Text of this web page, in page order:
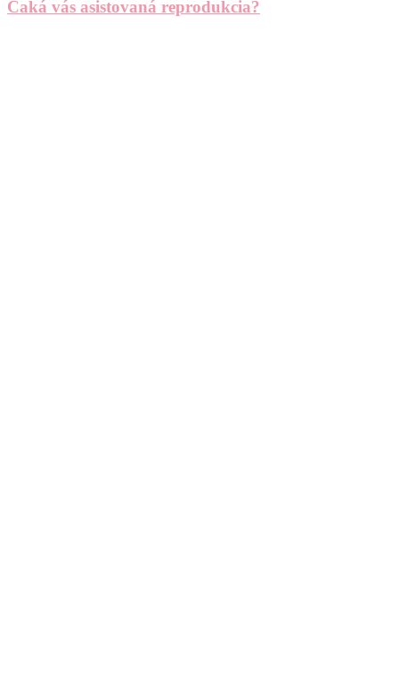
Čaká vás asistovaná reprodukcia?